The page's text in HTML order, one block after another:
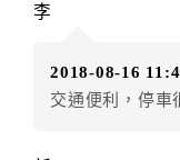
款。（提出申辦日
店客滿，敬請及
件放棄訂單（住
李
2018-08-16
交通便利，停車